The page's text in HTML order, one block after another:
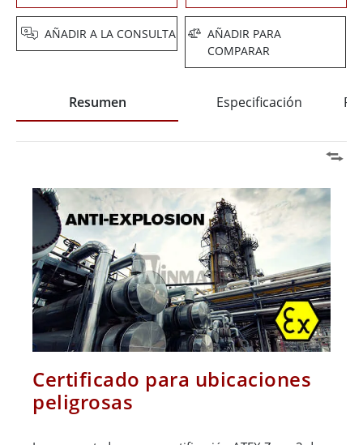
AÑADIR A LA CONSULTA
AÑADIR PARA
COMPARAR
Resumen Especificación
Certificado para ubicaciones
peligrosas